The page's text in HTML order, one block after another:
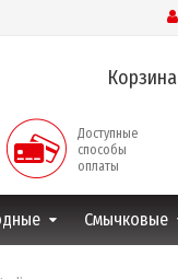
Корзина
Доступные
способы
оплаты
Смычковые